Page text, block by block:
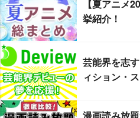
【夏アニメ
挙紹介！
芸能界を志
ィション・